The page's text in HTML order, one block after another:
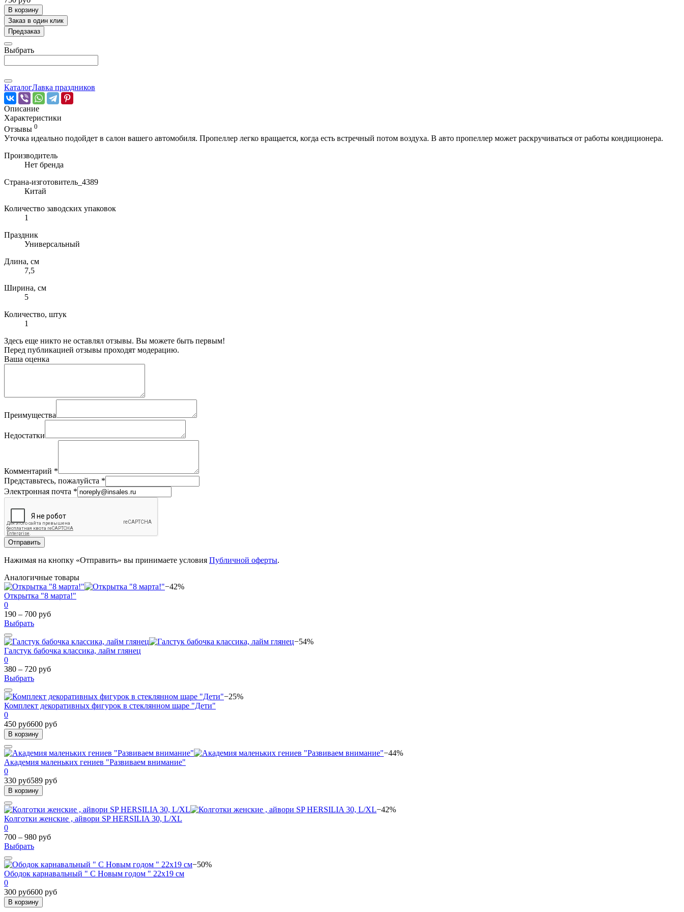
В корзину
Заказ в один клик
Предзаказ
Выбрать
КаталогЛавка праздников
Описание
Характеристики
Отзывы 0
Уточка идеально подойдет в салон вашего автомобиля. Пропеллер легко вращается, когда есть встречный потом воздуха. В авто пропеллер может раскручиваться от работы кондиционера.
Производитель
Нет бренда
Страна-изготовитель_4389
Китай
Количество заводских упаковок
1
Праздник
Универсальный
Длина, см
7,5
Ширина, см
5
Количество, штук
1
Здесь еще никто не оставлял отзывы. Вы можете быть первым!
Перед публикацией отзывы проходят модерацию.
Ваша оценка
Преимущества
Недостатки
Комментарий *
Представьтесь, пожалуйста *
Электронная почта *
Отправить
Нажимая на кнопку «Отправить» вы принимаете условия Публичной оферты.
Аналогичные товары
−42%
Открытка "8 марта!"
0
190 – 700 руб
Выбрать
−54%
Галстук бабочка классика, лайм глянец
0
380 – 720 руб
Выбрать
−25%
Комплект декоративных фигурок в стеклянном шаре "Дети"
0
450 руб600 руб
В корзину
−44%
Академия маленьких гениев "Развиваем внимание"
0
330 руб589 руб
В корзину
−42%
Колготки женские , айвори SP HERSILIA 30, L/XL
0
700 – 980 руб
Выбрать
−50%
Ободок карнавальный " С Новым годом " 22х19 см
0
300 руб600 руб
В корзину